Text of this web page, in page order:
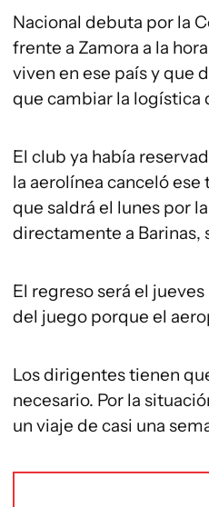
Nacional debuta por la
frente a Zamora a la
viven en ese país y que
que cambiar la logística
El club ya había
la aerolínea canceló
que saldrá el lunes por
directamente a Barinas,
El regreso será el
del juego porque el
Los dirigentes tienen
necesario. Por la
un viaje de casi una